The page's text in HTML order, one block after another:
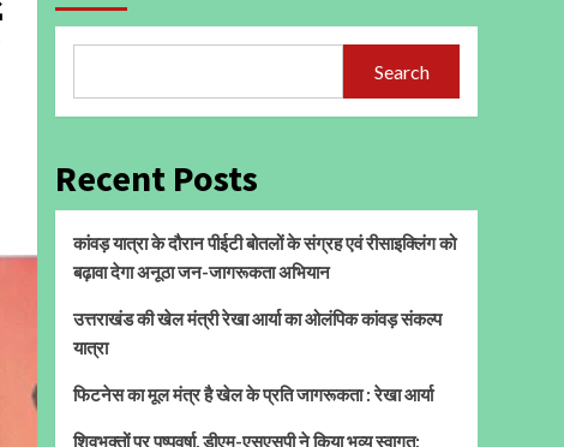
Search
Recent Posts
कांवड़ यात्रा के दौरान पीईटी बोतलों के संग्रह एवं रीसाइक्लिंग को
बढ़ावा देगा अनूठा जन-जागरूकता अभियान
उत्तराखंड की खेल मंत्री रेखा आर्या का ओलंपिक कांवड़ संकल्प
यात्रा
फिटनेस का मूल मंत्र है खेल के प्रति जागरूकता : रेखा आर्या
शिवभक्तों पर पुष्पवर्षा, डीएम-एसएसपी ने किया भव्य स्वागत;